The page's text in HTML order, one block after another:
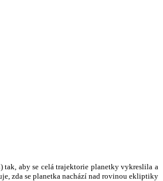
aby se celá trajektorie planetky vykreslila a
zda se planetka nachází nad rovinou ekliptiky